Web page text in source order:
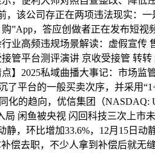
该公司存正在两项违法现实：
，答应创做者正在发布短视
高频违规场景解读：虚假宣传
平台测评演讲 京收受接管 转
】2025私域曲播大事记：市场
平台的一般买卖次序，并采用
的趋向，优信集团（
闲鱼被央视 闪回科技三次上
，环比增加33.6%，12月15日
去职，不少人拿到补偿后就无